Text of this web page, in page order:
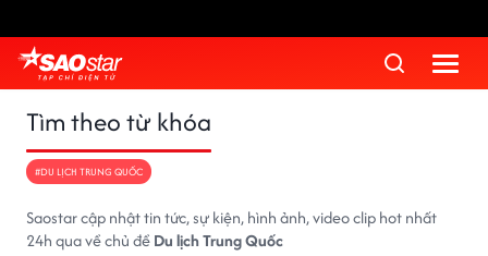
Tìm theo từ khóa
#DU LỊCH TRUNG QUỐC
Saostar cập nhật tin tức, sự kiện, hình ảnh, video clip hot nhất
24h qua về chủ đềDu lịch Trung Quốc